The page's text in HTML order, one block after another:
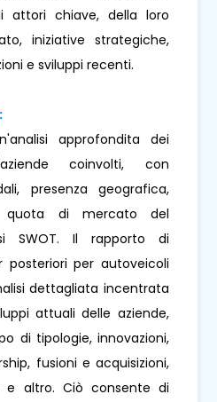
attori chiave, della loro
iniziative strategiche,
e sviluppi recenti.
approfondita dei
coinvolti, con
presenza geografica,
quota di mercato del
SWOT. Il rapporto di
per autoveicoli
dettagliata incentrata
attuali delle aziende,
di tipologie, innovazioni,
fusioni e acquisizioni,
e altro. Ciò consente di